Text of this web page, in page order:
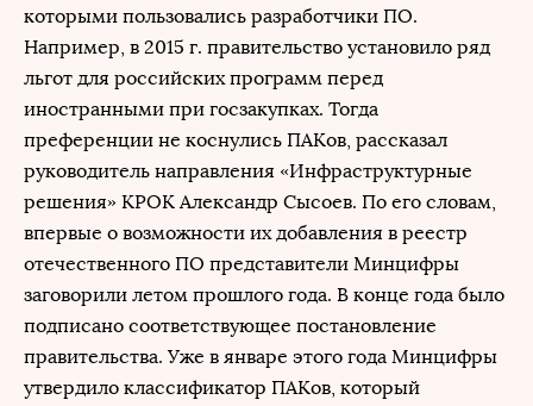
которыми пользовались разработчики ПО.
Например, в 2015 г. правительство установило ряд
льгот для российских программ перед
иностранными при госзакупках. Тогда
преференции не коснулись ПАКов, рассказал
руководитель направления «Инфраструктурные
решения» КРОК Александр Сысоев. По его словам,
впервые о возможности их добавления в реестр
отечественного ПО представители Минцифры
заговорили летом прошлого года. В конце года было
подписано соответствующее постановление
правительства. Уже в январе этого года Минцифры
утвердило классификатор ПАКов, который